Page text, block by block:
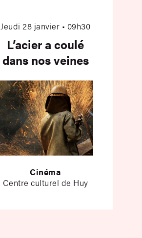
Jeudi 28 janvier • 09h30
L’acier a coulé
dans nos veines
Cinéma
Centre culturel de Huy